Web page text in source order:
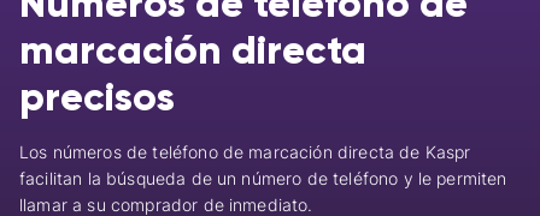
marcación directa
precisos
Los números de teléfono de marcación directa de Kaspr
facilitan la búsqueda de un número de teléfono y le permiten
llamar a su comprador de inmediato.